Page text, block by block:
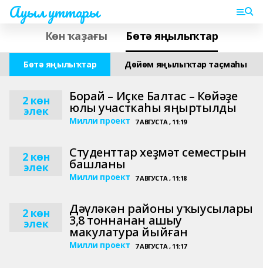
Ауыл уттары
Көн ҡаҙағы Бөтә яңылыҡтар
Бөтә яңылыҡтар Дөйөм яңылыҡтар таҫмаһы
2 көн
элек
Борай – Иҫке Балтас – Көйәҙе
юлы участкаһы яңыртылды
Милли проект 7 АВГУСТА , 11:19
2 көн
элек
Студенттар хеҙмәт семестрын
башланы
Милли проект 7 АВГУСТА , 11:18
2 көн
элек
Дәүләкән районы уҡыусылары
3,8 тоннанан ашыу
макулатура йыйған
Милли проект 7 АВГУСТА , 11:17